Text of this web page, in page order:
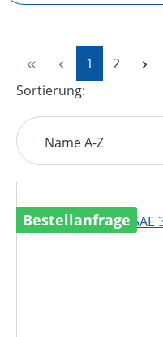
Seite
1 Seite
2
Sortierung:
Bestellanfrage